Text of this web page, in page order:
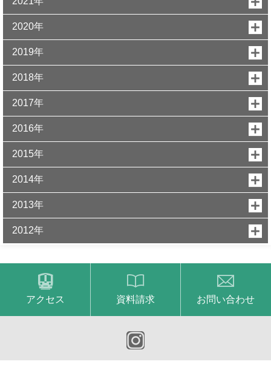
2020年
2019年
2018年
2017年
2016年
2015年
2014年
2013年
2012年
アクセス 資料請求 お問い合わせ